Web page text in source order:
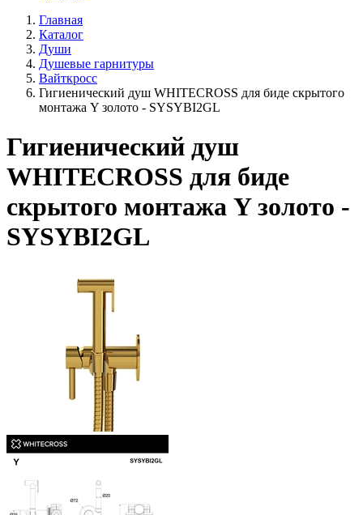
Главная
Каталог
Души
Душевые гарнитуры
Вайткросс
Гигиенический душ WHITECROSS для биде скрытого
монтажа Y золото - SYSYBI2GL
Гигиенический душ
WHITECROSS для биде
скрытого монтажа Y золото -
SYSYBI2GL